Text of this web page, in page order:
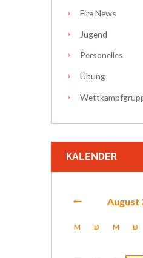
Fire News
Jugend
Personelles
Übung
KALENDER
August
M D M D